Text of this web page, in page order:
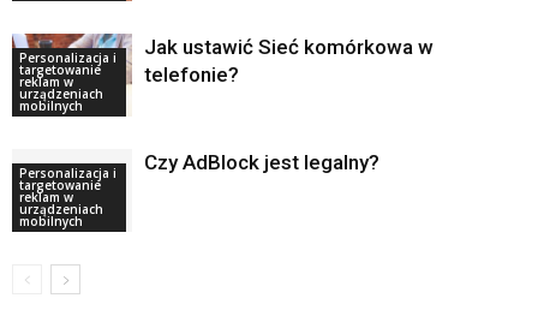
Personalizacja i
targetowanie
reklam w
urządzeniach
mobilnych
Jak ustawić Sieć komórkowa w
telefonie?
Personalizacja i
targetowanie
reklam w
urządzeniach
mobilnych
Czy AdBlock jest legalny?